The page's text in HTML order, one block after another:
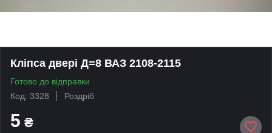
Кліпса двері Д=8 ВАЗ 2108-2115
Готово до відправки
Код: 3328
Роздріб
5 ₴